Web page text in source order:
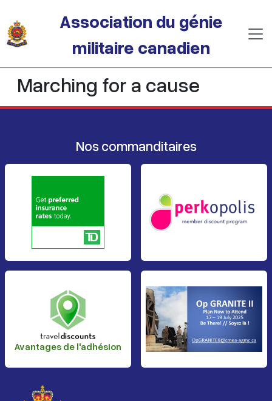
Association du génie
militaire canadien
Marching for a cause
Nos commanditaires
Avantages de l'adhésion